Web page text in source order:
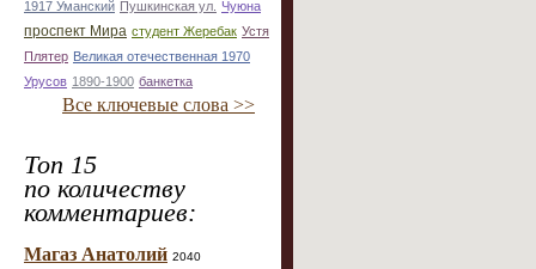
1917 Уманский Пушкинская ул. Чуюна
проспект Мира студент Жеребак Устя
Плятер Великая отечественная 1970
Урусов 1890-1900 банкетка
Все ключевые слова >>
Топ 15
по количеству
комментариев:
Магаз Анатолий 2040